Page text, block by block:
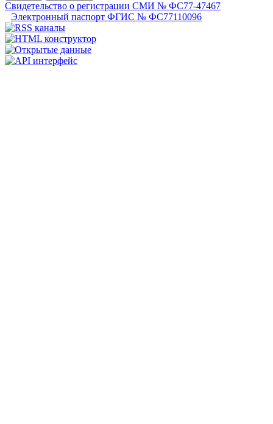
Свидетельство о регистрации СМИ № ФС77-47467
Электронный паспорт ФГИС № ФС77110096